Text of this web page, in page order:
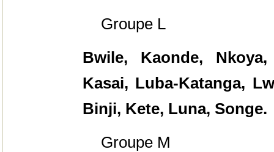
Groupe L
Bwile, Kaonde,
Kasai, Luba-Katanga,
Binji, Kete, Luna, Songe.
Groupe M